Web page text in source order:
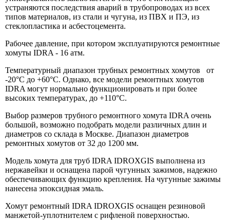
устраняются последствия аварий в трубопроводах из всех
типов материалов, из стали и чугуна, из ПВХ и ПЭ, из
стеклопластика и асбестоцемента.
Рабочее давление, при котором эксплуатируются ремонтные
хомуты IDRA - 16 атм.
Температурный диапазон трубных ремонтных хомутов от
-20°С до +60°С. Однако, все модели ремонтных хомутов
IDRA могут нормально функционировать и при более
высоких температурах, до +110°С.
Выбор размеров трубного ремонтного хомута IDRA очень
большой, возможно подобрать модели различных длин и
диаметров со склада в Москве. Диапазон диаметров
ремонтных хомутов от 32 до 1200 мм.
Модель хомута для труб IDRA IDROXGIS выполнена из
нержавейки и оснащена парой чугунных зажимов, надежно
обеспечивающих функцию крепления. На чугунные зажимы
нанесена эпоксидная эмаль.
Хомут ремонтный IDRA IDROXGIS оснащен резиновой
манжетой-уплотнителем с рифленой поверхностью.